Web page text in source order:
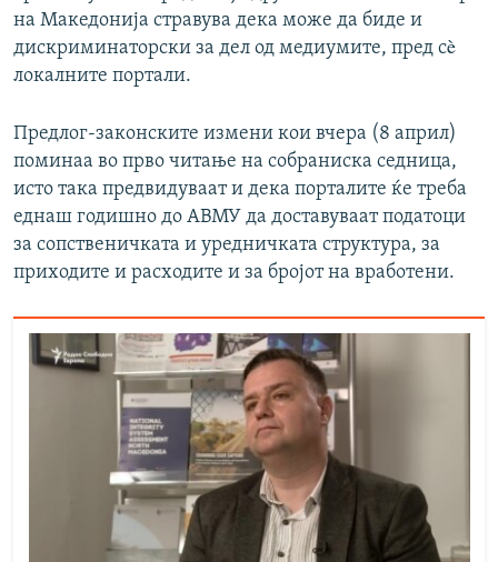
на Македонија стравува дека може да биде и
дискриминаторски за дел од медиумите, пред сè
локалните портали.
Предлог-законските измени кои вчера (8 април)
поминаа во прво читање на собраниска седница,
исто така предвидуваат и дека порталите ќе треба
еднаш годишно до АВМУ да доставуваат податоци
за сопственичката и уредничката структура, за
приходите и расходите и за бројот на вработени.